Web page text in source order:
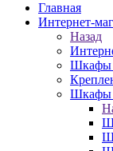
Главная
Интернет-
Назад
Шкафы
Шкафы